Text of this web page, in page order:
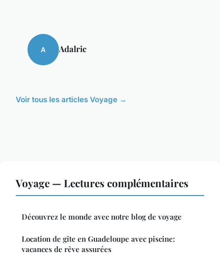
A Adalric
Voir tous les articles Voyage →
Voyage — Lectures complémentaires
Découvrez le monde avec notre blog de voyage
Location de gîte en Guadeloupe avec piscine:
vacances de rêve assurées